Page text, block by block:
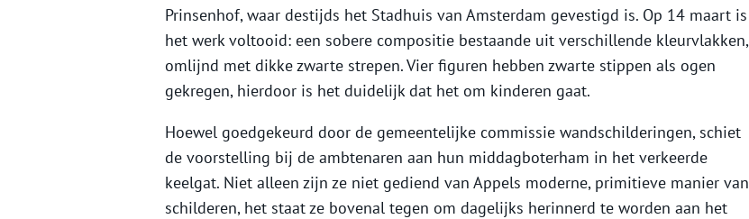
Prinsenhof, waar destijds het Stadhuis van Amsterdam gevestigd is. Op 14 maart is
het werk voltooid: een sobere compositie bestaande uit verschillende kleurvlakken,
omlijnd met dikke zwarte strepen. Vier figuren hebben zwarte stippen als ogen
gekregen, hierdoor is het duidelijk dat het om kinderen gaat.
Hoewel goedgekeurd door de gemeentelijke commissie wandschilderingen, schiet
de voorstelling bij de ambtenaren aan hun middagboterham in het verkeerde
keelgat. Niet alleen zijn ze niet gediend van Appels moderne, primitieve manier van
schilderen, het staat ze bovenal tegen om dagelijks herinnerd te worden aan het